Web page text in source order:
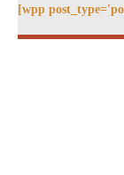
[wpp